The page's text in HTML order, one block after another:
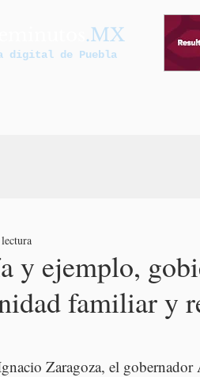
.MX
digital de Puebla
y ejemplo,
familiar y
Zaragoza, el gobernador